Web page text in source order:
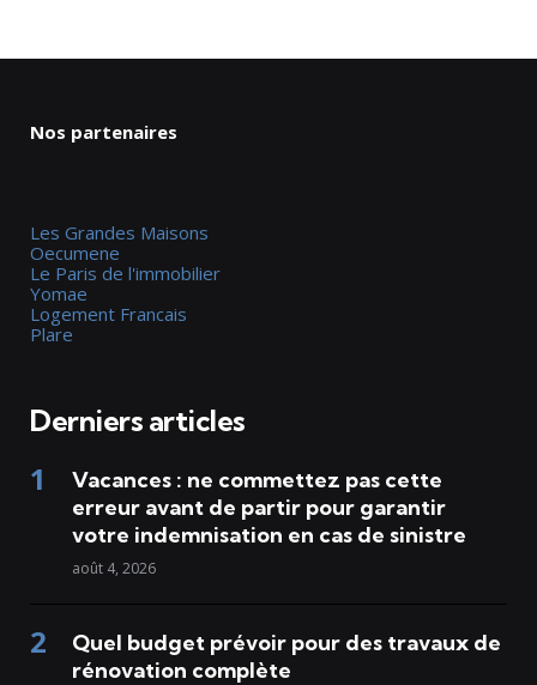
Nos partenaires
Les Grandes Maisons
Oecumene
Le Paris de l'immobilier
Yomae
Logement Francais
Plare
Derniers articles
Vacances : ne commettez pas cette
erreur avant de partir pour garantir
votre indemnisation en cas de sinistre
août 4, 2026
Quel budget prévoir pour des travaux de
rénovation complète